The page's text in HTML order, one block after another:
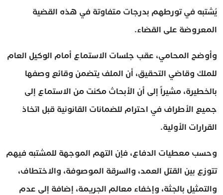
يُشتبه في تورطهم بدرجات متفاوتة في هذه القضية
المعروضة على القضاء.
وأوضح المحامي، عقب جلسات الاستماع أمام الوكيل العام
للملك وقاضي التحقيق، أن الملف يتضمن وقائع وصفها
بالخطيرة، مشيراً إلى أن الأبحاث مكنت من الاستماع إلى
جميع الأطراف في احترام للضمانات القانونية قبل اتخاذ
القرارات الأولية.
وحسب معطيات الدفاع، فإن التهم الموجهة للمشتبه فيهم
تتوزع بين القتل العمد، والسرقة الموصوفة، والاختطاف،
والتمثيل بالجثة، وإخفاء معالم الجريمة، إضافة إلى عدم